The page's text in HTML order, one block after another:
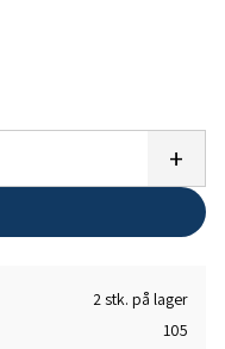
+
2 stk. på lager
105